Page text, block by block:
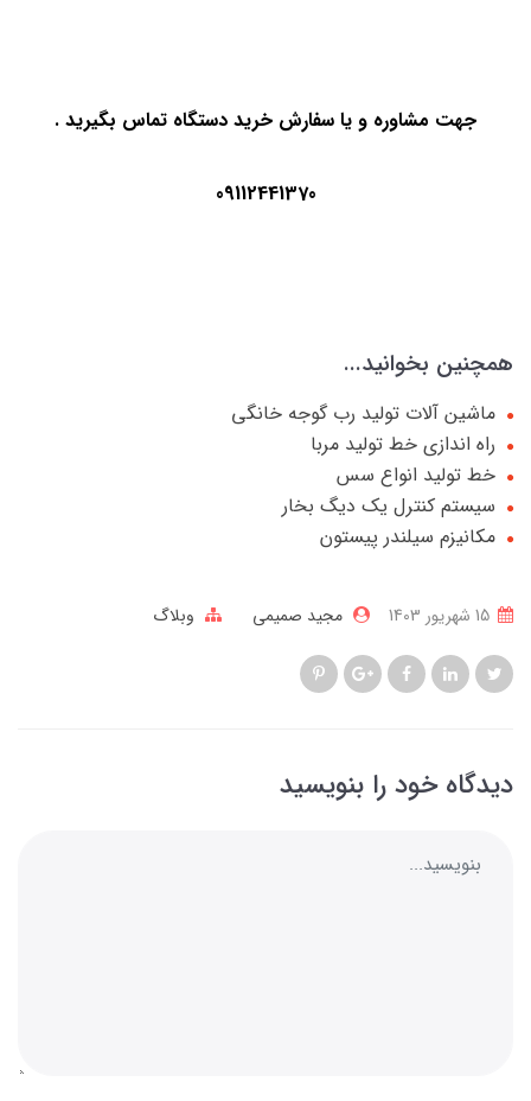
جهت مشاوره و یا سفارش خرید دستگاه تماس بگیرید .
09112441370
همچنین بخوانید...
ماشین آلات تولید رب گوجه خانگی
راه اندازی خط تولید مربا
خط تولید انواع سس
سیستم کنترل یک دیگ بخار
مکانیزم سیلندر پیستون
مجید صمیمی وبلاگ
دیدگاه خود را بنویسید